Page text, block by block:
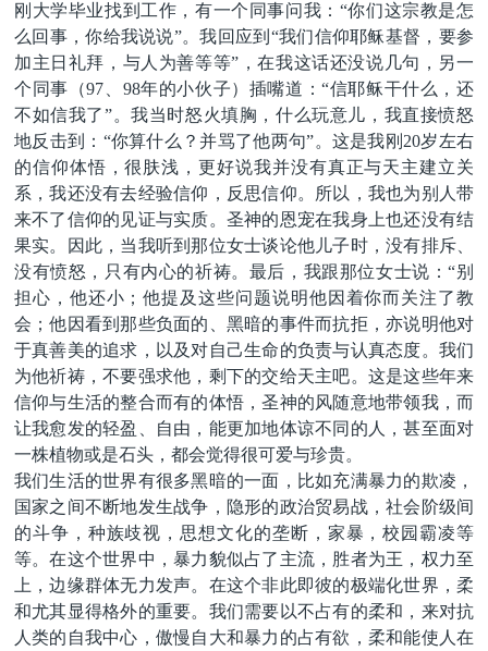
刚大学毕业找到工作，有一个同事问我：“你们这宗教是怎
么回事，你给我说说”。我回应到“我们信仰耶稣基督，要参
加主日礼拜，与人为善等等”，在我这话还没说几句，另一
个同事（97 98年的小伙子）插嘴道：“信耶稣干什么，还
不如信我了”。我当时怒火填胸，什么玩意儿，我直接愤怒
地反击到：“你算什么？并骂了他两句”。这是我刚 20岁左右
的信仰体悟，很肤浅，更好说我并没有真正与天主建立关
系，我还没有去经验信仰，反思信仰。所以，我也为别人带
来不了信仰的见证与实质。圣神的恩宠在我身上也还没有结
果实。因此，当我听到那位女士谈论他儿子时，没有排斥、
没有愤怒，只有内心的祈祷。最后，我跟那位女士说：“别
担心，他还小；他提及这些问题说明他因着你而关注了教
会；他因看到那些负面的、黑暗的事件而抗拒，亦说明他对
于真善美的追求，以及对自己生命的负责与认真态度。我们
为他祈祷，不要强求他，剩下的交给天主吧。 这是这些年来
信仰与生活的整合而有的体悟，圣神的风随意地带领我，而
让我愈发的轻盈、自由，能更加地体谅不同的人，甚至面对
一株植物或是石头，都会觉得很可爱与珍贵。
我们生活的世界有很多黑暗的一面，比如充满暴力的欺凌，
国家之间不断地发生战争，隐形的政治贸易战，社会阶级间
的斗争，种族歧视，思想文化的垄断，家暴，校园霸凌等
等。在这个世界中，暴力貌似占了主流，胜者为王，权力至
上，边缘群体无力发声。在这个非此即彼的极端化世界，柔
和尤其显得格外的重要。我们需要以不占有的柔和，来对抗
人类的自我中心，傲慢自大和暴力的占有欲，柔和能使人在